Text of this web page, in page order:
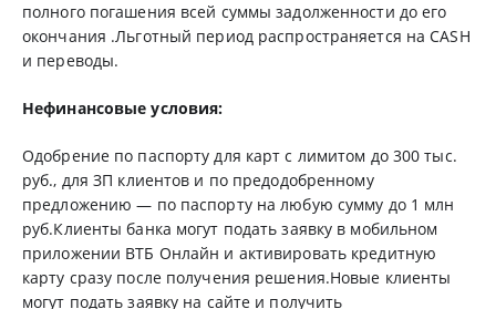
полного погашения всей суммы задолженности до его
окончания .Льготный период распространяется на CASH
и переводы.
Нефинансовые условия:
Одобрение по паспорту для карт с лимитом до 300 тыс.
руб., для ЗП клиентов и по предодобренному
предложению — по паспорту на любую сумму до 1 млн
руб.Клиенты банка могут подать заявку в мобильном
приложении ВТБ Онлайн и активировать кредитную
карту сразу после получения решения.Новые клиенты
могут подать заявку на сайте и получить